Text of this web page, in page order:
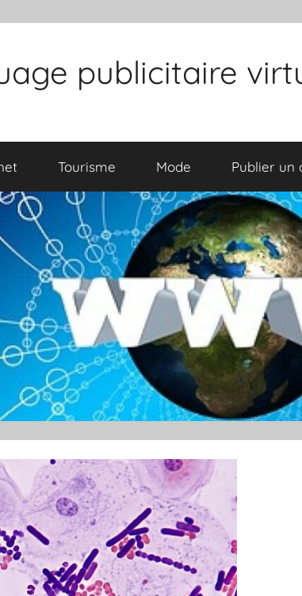
publicitaire
Tourisme Mode Publier un